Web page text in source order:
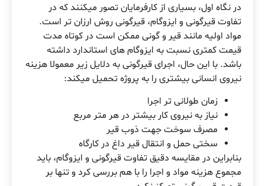
در نگاه اول، بسیاری از کارفرمایان تصور میکنند که در
تفاوت قیرگونی و ایزوگام، قیرگونی روش ارزان تر است.
مواد اولیه مانند قیر و گونی ممکن است در کوتاه مدت
قیمت کمتری نسبت به ایزوگام های استاندارد داشته
باشد. با این حال، اجرای قیرگونی به دلایل زیر معمولا هزینه
نیروی انسانی بیشتری را به پروژه تحمیل میکند:
زمان طولانی تر اجرا
نیاز به نیروی کار بیشتر در هر متر مربع
مصرف سوخت جهت ذوب قیر
سختی حمل و انتقال قیر داغ در کارگاه
بنابراین در مقایسه دقیق تفاوت قیرگونی و ایزوگام، باید
مجموع هزینه مواد و اجرا را با هم بررسی کرد و تنها بر